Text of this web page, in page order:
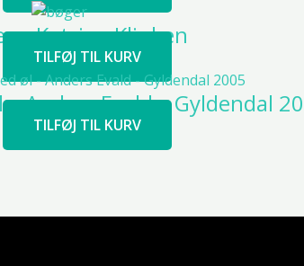
– Katrine Klinken
TILFØJ TIL KURV
Anders Evald – Gyldendal
TILFØJ TIL KURV